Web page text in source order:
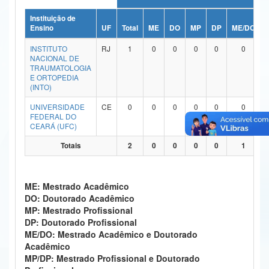
Ministério da Ciência, Tecnologia, Inovações e Comunicações
Ministério do Meio Ambiente
Ministério do Turismo
Ministério do Desenvolvimento Regional
Controladoria-Geral da União
Ministério da Mulher, da Família e dos Direitos Humanos
Secretaria-Geral
Secretaria de Governo
Gabinete de Segurança Institucional
Advocacia-Geral da União
Banco Central do Brasil
Instituição de
Ensino
UF Total ME DO MP DP ME/DO
INSTITUTO
NACIONAL DE
TRAUMATOLOGIA
E ORTOPEDIA
(INTO)
RJ 1 0 0 0 0 0
UNIVERSIDADE
FEDERAL DO
CEARÁ (UFC)
CE 0 0 0 0 0 0
Totais 2 0 0 0 0 1
ME: Mestrado Acadêmico
DO: Doutorado Acadêmico
MP: Mestrado Profissional
DP: Doutorado Profissional
ME/DO: Mestrado Acadêmico e Doutorado
Acadêmico
MP/DP: Mestrado Profissional e Doutorado